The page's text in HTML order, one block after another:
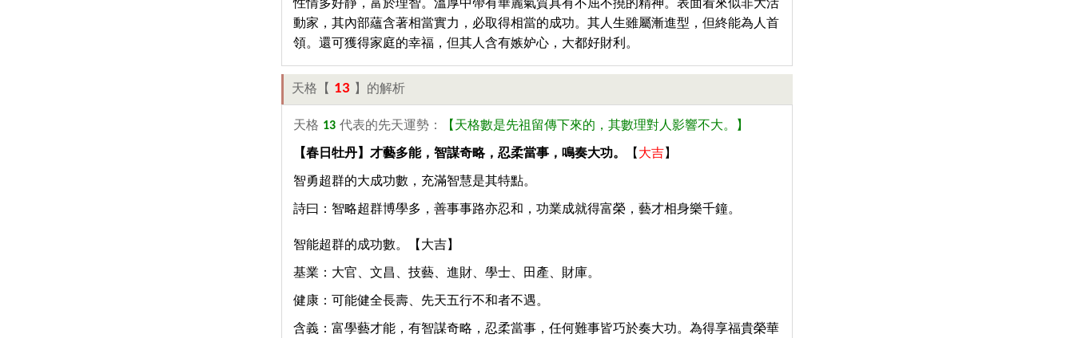
性情多好靜，富於理智。溫厚中帶有華麗氣質具有不屈不撓的精神。表面看來似非大活
動家，其內部蘊含著相當實力，必取得相當的成功。其人生雖屬漸進型，但終能為人首
領。還可獲得家庭的幸福，但其人含有嫉妒心，大都好財利。
天格【 13 】的解析
天格 13 代表的先天運勢： 【天格數是先祖留傳下來的，其數理對人影響不大。】
【春日牡丹】才藝多能，智謀奇略，忍柔當事，鳴奏大功。 【 大吉】
智勇超群的大成功數，充滿智慧是其特點。
詩曰：智略超群博學多，善事事路亦忍和，功業成就得富榮，藝才相身樂千鐘。
智能超群的成功數。【大吉】
基業：大官、文昌、技藝、進財、學士、田產、財庫。
健康：可能健全長壽、先天五行不和者不遇。
含義：富學藝才能，有智謀奇略，忍柔當事，任何難事皆巧於奏大功。為得享福貴榮華